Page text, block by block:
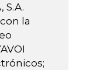
S.A.
la